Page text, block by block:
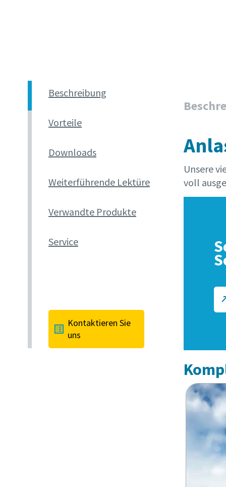
Beschreibung
Vorteile
Downloads
Weiterführende Lektüre
Verwandte Produkte
Service
Kontaktieren Sie
uns
Unsere
voll